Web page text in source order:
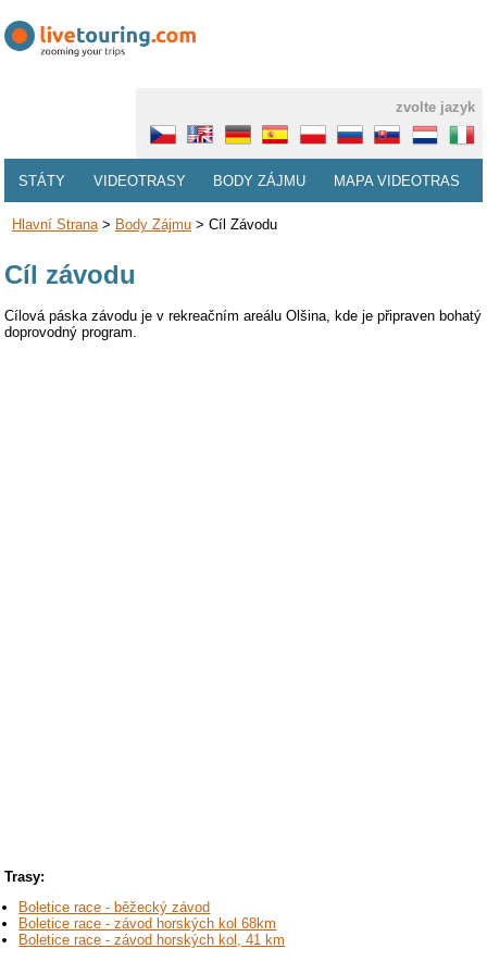
zvolte jazyk
STÁTY VIDEOTRASY BODY ZÁJMU MAPA VIDEOTRAS
Hlavní Strana> Body Zájmu> Cíl Závodu
Cíl závodu
Cílová páska závodu je v rekreačním areálu Olšina, kde je připraven bohatý
doprovodný program.
Trasy:
Boletice race - běžecký závod
Boletice race - závod horských kol 68km
Boletice race - závod horských kol, 41 km